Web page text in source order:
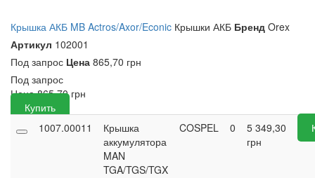
Крышка АКБ MB Actros/Axor/Econic Крышки АКБ Бренд Orex
Артикул 102001
Под запрос Цена 865,70 грн
Под запрос
Цена 865,70грн
Купить
1007.00011
Крышка
аккумулятора
MAN
TGA/TGS/TGX
COSPEL 0
5 349,30
грн